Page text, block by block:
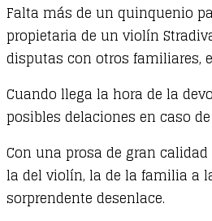
Falta más de un quinquenio
propietaria de un violín
disputas con otros familiares,
Cuando llega la hora de la
posibles delaciones en caso
Con una prosa de gran
la del violín, la de la familia a
sorprendente desenlace.